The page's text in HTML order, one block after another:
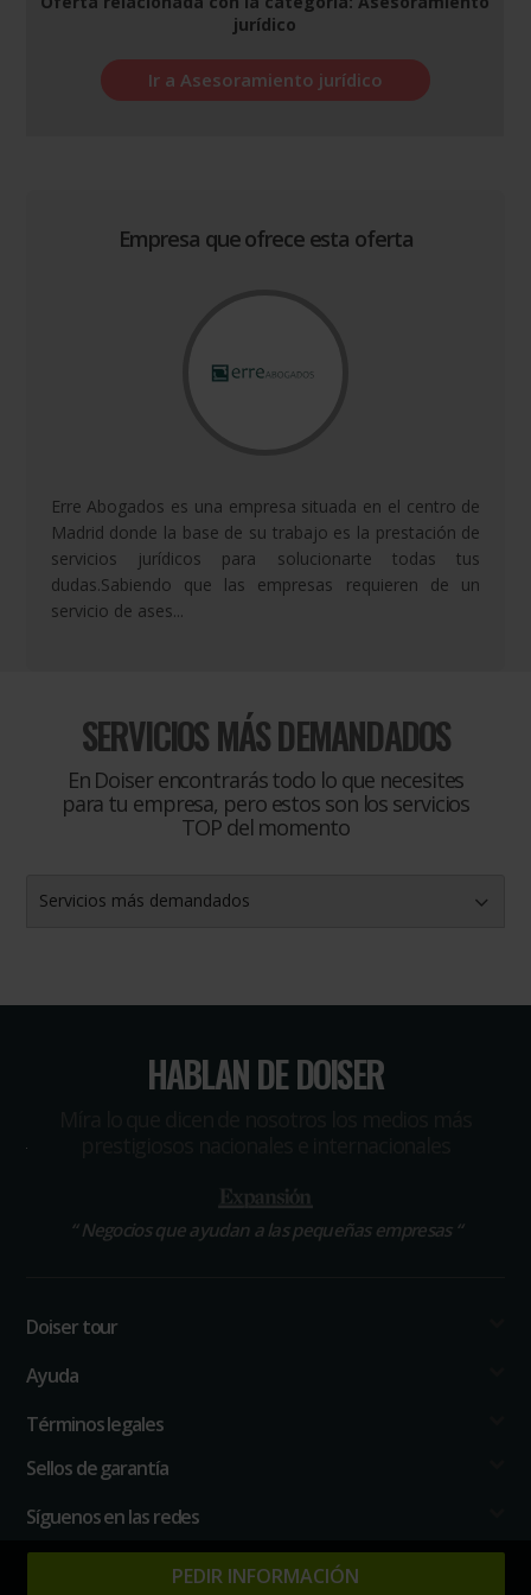
jurídico
Ir a Asesoramiento jurídico
Empresa que ofrece esta oferta
Erre Abogados es una empresa situada en el centro de
Madrid donde la base de su trabajo es la prestación de
servicios jurídicos para solucionarte todas tus
dudas.Sabiendo que las empresas requieren de un
servicio de ases...
SERVICIOS MÁS DEMANDADOS
En Doiser encontrarás todo lo que necesites
para tu empresa, pero estos son los servicios
TOP del momento
Servicios más demandados
HABLAN DE DOISER
“Negocios que ayudan a las pequeñas empresas “
Doiser tour
Ayuda
Términos legales
Sellos de garantía
Síguenos en las redes
PEDIR INFORMACIÓN